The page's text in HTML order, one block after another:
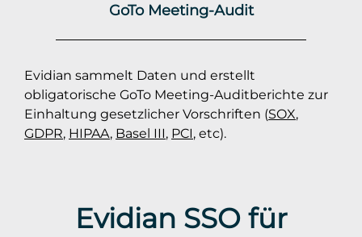
GoTo Meeting-Audit
Evidian sammelt Daten und erstellt
obligatorische GoTo Meeting-Auditberichte zur
Einhaltung gesetzlicher Vorschriften (SOX,
GDPR, HIPAA, Basel III, PCI, etc).
Evidian SSO für